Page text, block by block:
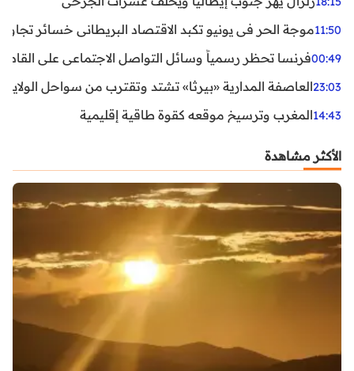
11:50موجة الحر في يونيو تكبد الاقتصاد البريطاني خسائر تجاوزت 1.5 مليار
00:49فرنسا تحظر رسمياً وسائل التواصل الاجتماعي على القاصرين
23:03العاصفة المدارية «بيرثا» تشتد وتقترب من سواحل
14:43المغرب وترسيخ موقعه كقوة طاقية إقليمية
الأكثر مشاهدة